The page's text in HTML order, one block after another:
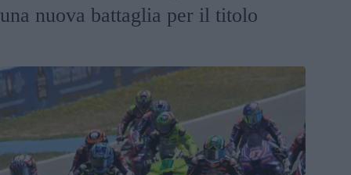
una nuova battaglia per il titolo